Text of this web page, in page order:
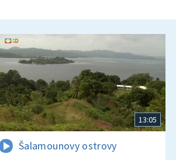
13:05
Šalamounovy ostrovy